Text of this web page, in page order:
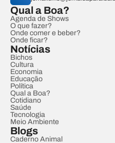
Qual a Boa?
Agenda de Shows
O que fazer?
Onde comer e beber?
Onde ficar?
Notícias
Bichos
Cultura
Economia
Educação
Política
Qual a Boa?
Cotidiano
Saúde
Tecnologia
Meio Ambiente
Blogs
Caderno Animal